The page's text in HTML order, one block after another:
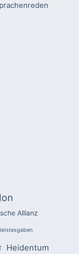
Allianz
Heidentum